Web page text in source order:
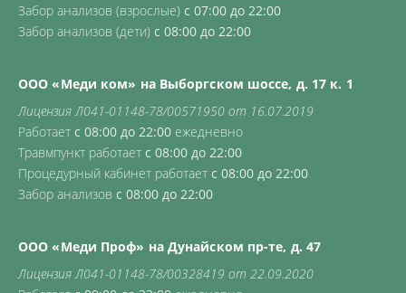
Забор анализов (взрослые) с 07:00 до 22:00
Забор анализов (дети) с 08:00 до 22:00
ООО «Меди ком» на Выборгском шоссе, д. 17 к. 1
Лицензия Л041-01148-78/00571950 от 16.07.2019
Работает с 08:00 до 22:00 ежедневно
Травмпункт работает с 08:00 до 22:00
Процедурный кабинет работает с 08:00 до 22:00
Забор анализов с 08:00 до 22:00
ООО «Меди Проф» на Дунайском пр-те, д. 47
Лицензия Л041-01148-78/00328419 от 22.09.2020